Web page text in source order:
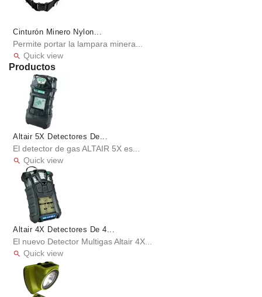
Cinturón Minero Nylon...
Permite portar la lampara minera...
 Quick view
Productos
Altair 5X Detectores De...
El detector de gas ALTAIR 5X es...
 Quick view
Altair 4X Detectores De 4...
El nuevo Detector Multigas Altair 4X...
 Quick view